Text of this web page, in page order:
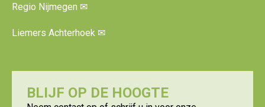
Regio Nijmegen ✉
Liemers Achterhoek ✉
BLIJF OP DE HOOGTE